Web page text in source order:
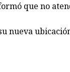
que no